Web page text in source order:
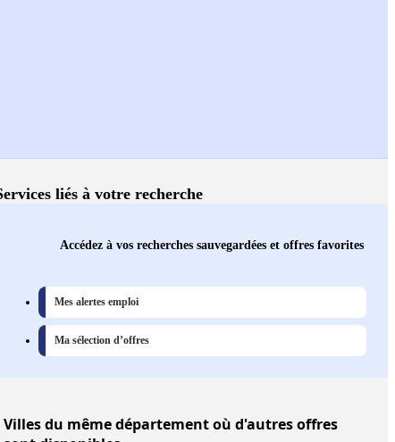
liés à votre recherche
Accédez à vos recherches sauvegardées et offres favorites
Mes alertes emploi
Ma sélection d’offres
Villesdu même département où d'autres offres